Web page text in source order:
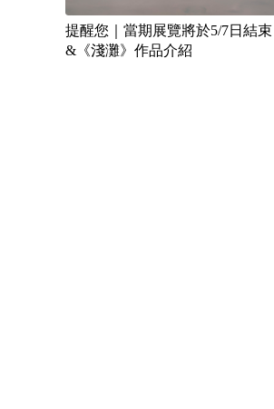
提醒您｜當期展覽將於5/7日結束
&《淺灘》作品介紹